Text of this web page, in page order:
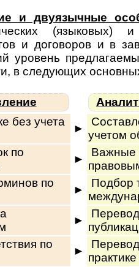
и двуязычные
(язы­ко­вых)
и договоров и в
уро­вень
в сле­ду­ю­щих
без учета
►
учетом
по
►
Важные
по
►
Подбор
►
по
►